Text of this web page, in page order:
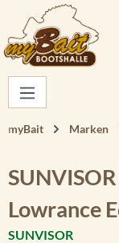
Zum Hauptinhalt
myBait Marken
Lowrance
SUNVISOR